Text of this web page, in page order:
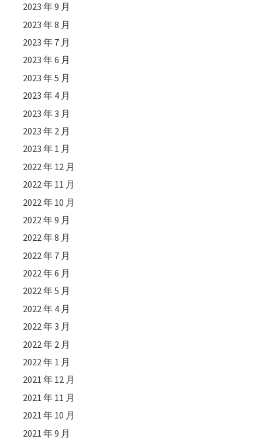
2023 年 9 月
2023 年 8 月
2023 年 7 月
2023 年 6 月
2023 年 5 月
2023 年 4 月
2023 年 3 月
2023 年 2 月
2023 年 1 月
2022 年 12 月
2022 年 11 月
2022 年 10 月
2022 年 9 月
2022 年 8 月
2022 年 7 月
2022 年 6 月
2022 年 5 月
2022 年 4 月
2022 年 3 月
2022 年 2 月
2022 年 1 月
2021 年 12 月
2021 年 11 月
2021 年 10 月
2021 年 9 月